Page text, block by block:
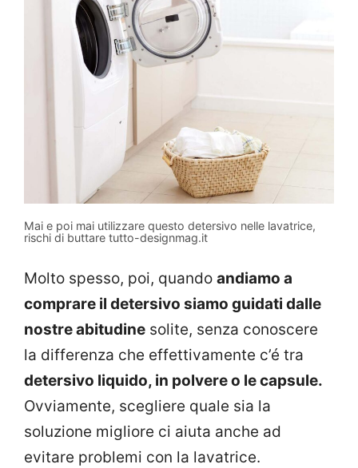
Mai e poi mai utilizzare questo detersivo nelle lavatrice,
rischi di buttare tutto-designmag.it
Molto spesso, poi, quando andiamo a
comprare il detersivo siamo guidati dalle
nostre abitudine solite, senza conoscere
la differenza che effettivamente c’é tra
detersivo liquido, in polvere o le capsule.
Ovviamente, scegliere quale sia la
soluzione migliore ci aiuta anche ad
evitare problemi con la lavatrice.